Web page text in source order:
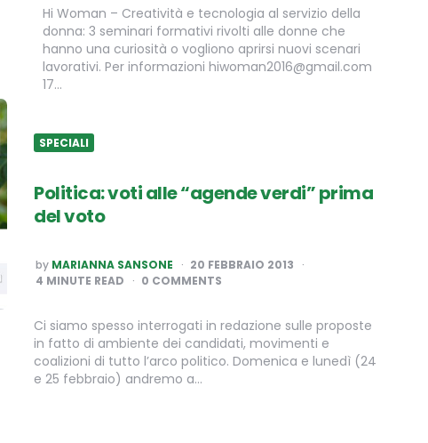
Hi Woman – Creatività e tecnologia al servizio della
donna: 3 seminari formativi rivolti alle donne che
hanno una curiosità o vogliono aprirsi nuovi scenari
lavorativi. Per informazioni hiwoman2016@gmail.com
17…
SPECIALI
Politica: voti alle “agende verdi” prima
del voto
POSTED
BY
by MARIANNA SANSONE
20 FEBBRAIO 2013
4 MINUTE READ 0 COMMENTS
Ci siamo spesso interrogati in redazione sulle proposte
in fatto di ambiente dei candidati, movimenti e
coalizioni di tutto l’arco politico. Domenica e lunedì (24
e 25 febbraio) andremo a…